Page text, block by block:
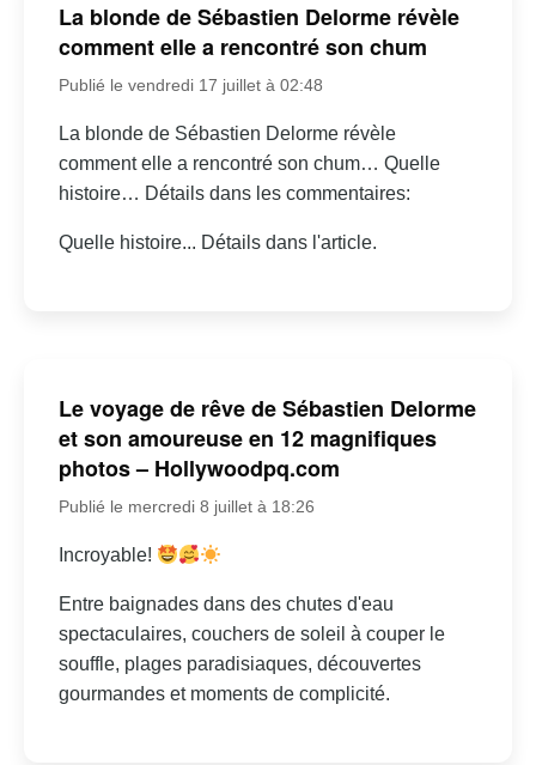
La blonde de Sébastien Delorme révèle
comment elle a rencontré son chum
Publié le vendredi 17 juillet à 02:48
La blonde de Sébastien Delorme révèle
comment elle a rencontré son chum… Quelle
histoire… Détails dans les commentaires:
Quelle histoire... Détails dans l'article.
Le voyage de rêve de Sébastien Delorme
et son amoureuse en 12 magnifiques
photos – Hollywoodpq.com
Publié le mercredi 8 juillet à 18:26
Incroyable!
Entre baignades dans des chutes d'eau
spectaculaires, couchers de soleil à couper le
souffle, plages paradisiaques, découvertes
gourmandes et moments de complicité.